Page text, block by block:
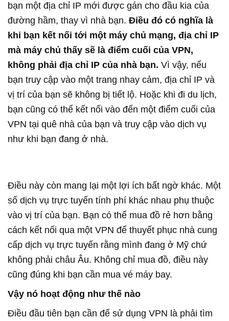
bạn một địa chỉ IP mới được gán cho đầu kia của
đường hầm, thay vì nhà bạn. Điều đó có nghĩa là
khi bạn kết nối tới một máy chủ mạng, địa chỉ IP
mà máy chủ thấy sẽ là điểm cuối của VPN,
không phải địa chỉ IP của nhà bạn. Vì vậy, nếu
bạn truy cập vào một trang nhay cảm, địa chỉ IP và
vị trí của bạn sẽ không bị tiết lộ. Hoặc khi đi du lịch,
bạn cũng có thể kết nối vào đến một điểm cuối của
VPN tại quê nhà của bạn và truy cập vào dịch vụ
như khi bạn đang ở nhà.
Điều này còn mang lại một lợi ích bất ngờ khác. Một
số dịch vụ trực tuyến tính phí khác nhau phụ thuộc
vào vị trí của bạn. Bạn có thể mua đồ rẻ hơn bằng
cách kết nối qua một VPN để thuyết phục nhà cung
cấp dịch vụ trực tuyến rằng mình đang ở Mỹ chứ
không phải châu Âu. Không chỉ mua đồ, điều này
cũng đúng khi bạn cần mua vé máy bay.
Vậy nó hoạt động như thế nào
Điều đầu tiên bạn cần để sử dụng VPN là phải tìm